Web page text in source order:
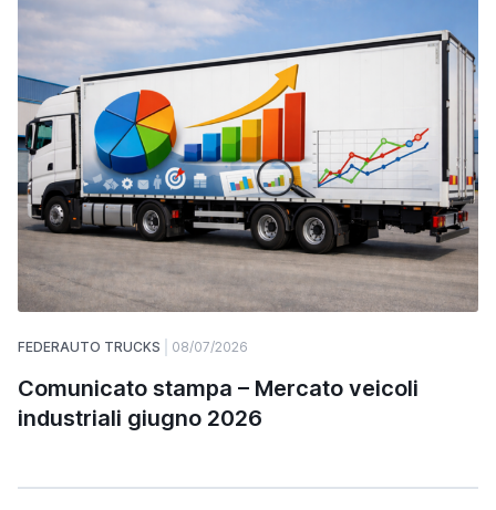
FEDERAUTO TRUCKS 08/07/2026
Comunicato stampa – Mercato veicoli
industriali giugno 2026